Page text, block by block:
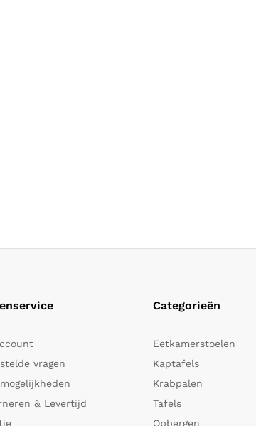
vragen
& Levertijd
Categorieën
Eetkamerstoelen
Kaptafels
Krabpalen
Tafels
Opbergen